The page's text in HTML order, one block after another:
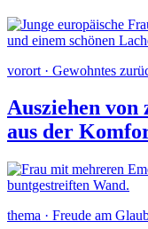
vorort · Gewohntes
Ausziehen von
aus der
thema · Freude am